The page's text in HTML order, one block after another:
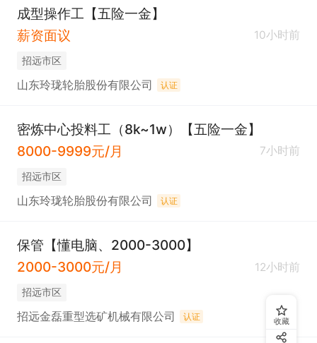
成型操作工【五险一金】
薪资面议
10小时前
招远市区
山东玲珑轮胎股份有限公司 认证
密炼中心投料工（8k~1w）【五险一金】
8000-9999元/月
7小时前
招远市区
山东玲珑轮胎股份有限公司 认证
保管【懂电脑、2000-3000】
2000-3000元/月
12小时前
招远市区
招远金磊重型选矿机械有限公司 认证 收藏